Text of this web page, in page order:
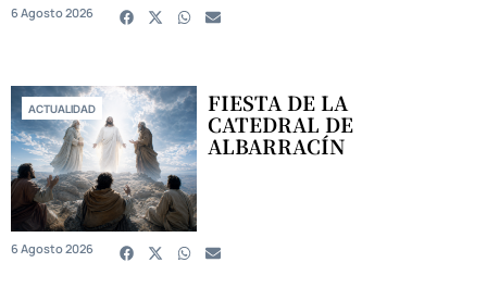
6 Agosto 2026
ACTUALIDAD FIESTA DE LA
CATEDRAL DE
ALBARRACÍN
6 Agosto 2026